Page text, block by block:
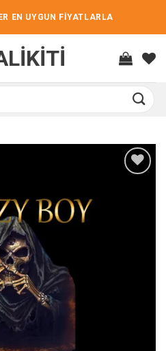
EN UYGUN FİYATLARLA